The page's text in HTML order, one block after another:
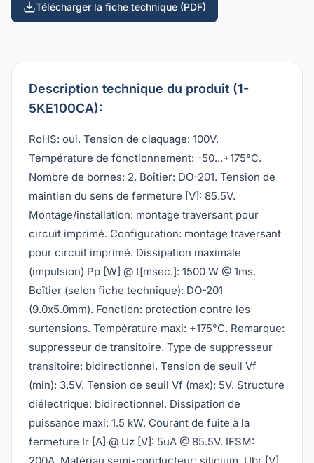
Télécharger la fiche technique (PDF)
Description technique du produit (1-
5KE100CA):
RoHS: oui. Tension de claquage: 100V.
Température de fonctionnement: -50...+175°C.
Nombre de bornes: 2. Boîtier: DO-201. Tension de
maintien du sens de fermeture [V]: 85.5V.
Montage/installation: montage traversant pour
circuit imprimé. Configuration: montage traversant
pour circuit imprimé. Dissipation maximale
(impulsion) Pp [W] @ t[msec.]: 1500 W @ 1ms.
Boîtier (selon fiche technique): DO-201
(9.0x5.0mm). Fonction: protection contre les
surtensions. Température maxi: +175°C. Remarque:
suppresseur de transitoire. Type de suppresseur
transitoire: bidirectionnel. Tension de seuil Vf
(min): 3.5V. Tension de seuil Vf (max): 5V. Structure
diélectrique: bidirectionnel. Dissipation de
puissance maxi: 1.5 kW. Courant de fuite à la
fermeture Ir [A] @ Uz [V]: 5uA @ 85.5V. IFSM: